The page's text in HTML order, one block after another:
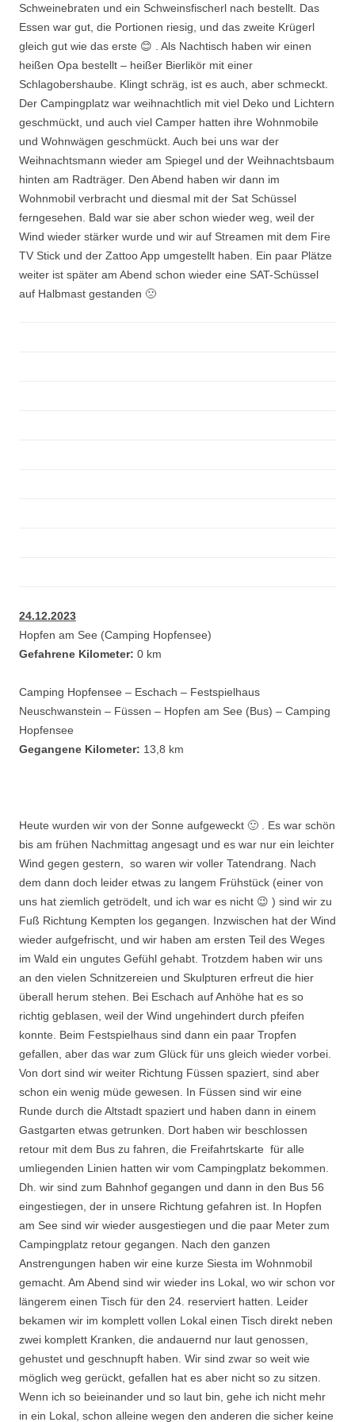
Schweinebraten und ein Schweinsfischerl nach bestellt. Das
Essen war gut, die Portionen riesig, und das zweite Krügerl
gleich gut wie das erste 😊 . Als Nachtisch haben wir einen
heißen Opa bestellt – heißer Bierlikör mit einer
Schlagobershaube. Klingt schräg, ist es auch, aber schmeckt.
Der Campingplatz war weihnachtlich mit viel Deko und Lichtern
geschmückt, und auch viel Camper hatten ihre Wohnmobile
und Wohnwägen geschmückt. Auch bei uns war der
Weihnachtsmann wieder am Spiegel und der Weihnachtsbaum
hinten am Radträger. Den Abend haben wir dann im
Wohnmobil verbracht und diesmal mit der Sat Schüssel
ferngesehen. Bald war sie aber schon wieder weg, weil der
Wind wieder stärker wurde und wir auf Streamen mit dem Fire
TV Stick und der Zattoo App umgestellt haben. Ein paar Plätze
weiter ist später am Abend schon wieder eine SAT-Schüssel
auf Halbmast gestanden 🙁
24.12.2023
Hopfen am See (Camping Hopfensee)
Gefahrene Kilometer: 0 km
Camping Hopfensee – Eschach – Festspielhaus
Neuschwanstein – Füssen – Hopfen am See (Bus) – Camping
Hopfensee
Gegangene Kilometer: 13,8 km
Heute wurden wir von der Sonne aufgeweckt 🙂 . Es war schön
bis am frühen Nachmittag angesagt und es war nur ein leichter
Wind gegen gestern, so waren wir voller Tatendrang. Nach
dem dann doch leider etwas zu langem Frühstück (einer von
uns hat ziemlich getrödelt, und ich war es nicht 😉 ) sind wir zu
Fuß Richtung Kempten los gegangen. Inzwischen hat der Wind
wieder aufgefrischt, und wir haben am ersten Teil des Weges
im Wald ein ungutes Gefühl gehabt. Trotzdem haben wir uns
an den vielen Schnitzereien und Skulpturen erfreut die hier
überall herum stehen. Bei Eschach auf Anhöhe hat es so
richtig geblasen, weil der Wind ungehindert durch pfeifen
konnte. Beim Festspielhaus sind dann ein paar Tropfen
gefallen, aber das war zum Glück für uns gleich wieder vorbei.
Von dort sind wir weiter Richtung Füssen spaziert, sind aber
schon ein wenig müde gewesen. In Füssen sind wir eine
Runde durch die Altstadt spaziert und haben dann in einem
Gastgarten etwas getrunken. Dort haben wir beschlossen
retour mit dem Bus zu fahren, die Freifahrtskarte für alle
umliegenden Linien hatten wir vom Campingplatz bekommen.
Dh. wir sind zum Bahnhof gegangen und dann in den Bus 56
eingestiegen, der in unsere Richtung gefahren ist. In Hopfen
am See sind wir wieder ausgestiegen und die paar Meter zum
Campingplatz retour gegangen. Nach den ganzen
Anstrengungen haben wir eine kurze Siesta im Wohnmobil
gemacht. Am Abend sind wir wieder ins Lokal, wo wir schon vor
längerem einen Tisch für den 24. reserviert hatten. Leider
bekamen wir im komplett vollen Lokal einen Tisch direkt neben
zwei komplett Kranken, die andauernd nur laut genossen,
gehustet und geschnupft haben. Wir sind zwar so weit wie
möglich weg gerückt, gefallen hat es aber nicht so zu sitzen.
Wenn ich so beieinander und so laut bin, gehe ich nicht mehr
in ein Lokal, schon alleine wegen den anderen die sicher keine